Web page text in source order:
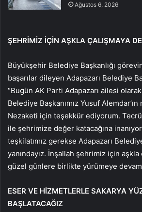
Ağustos 6, 2026
ŞEHRİMİZ İÇİN AŞKLA ÇALIŞMAYA
Büyükşehir Belediye Başkanlığı
başarılar dileyen Adapazarı Belediye
“Bugün AK Parti Adapazarı ailesi
Belediye Başkanımız Yusuf
Nezaketi için teşekkür ediyorum.
ile şehrimize değer katacağına
teşkilatımız gerekse Adapazarı
yanındayız. İnşallah şehrimiz için aşkla
güzel günlere birlikte yürümeye
ESER VE HİZMETLERLE SAKARYA
BAŞLATACAĞIZ